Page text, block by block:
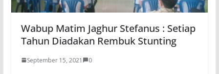
Wabup Matim Jaghur Stefanus : Setiap
Tahun Diadakan Rembuk Stunting
September 15, 2021 0